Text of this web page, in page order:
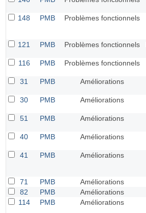
148 PMB Problèmes fonctionnels
121 PMB Problèmes fonctionnels
116 PMB Problèmes fonctionnels
31 PMB Améliorations
30 PMB Améliorations
51 PMB Améliorations
40 PMB Améliorations
41 PMB Améliorations
71 PMB Améliorations
82
PMB Améliorations
114
PMB Améliorations